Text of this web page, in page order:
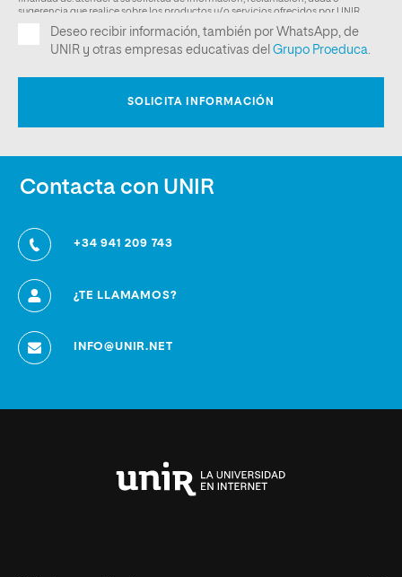
Contacta con UNIR
+34 941 209 743
¿TE LLAMAMOS?
INFO@UNIR.NET